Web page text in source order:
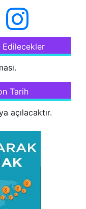
Edilecekler
Tarih
açılacaktır.